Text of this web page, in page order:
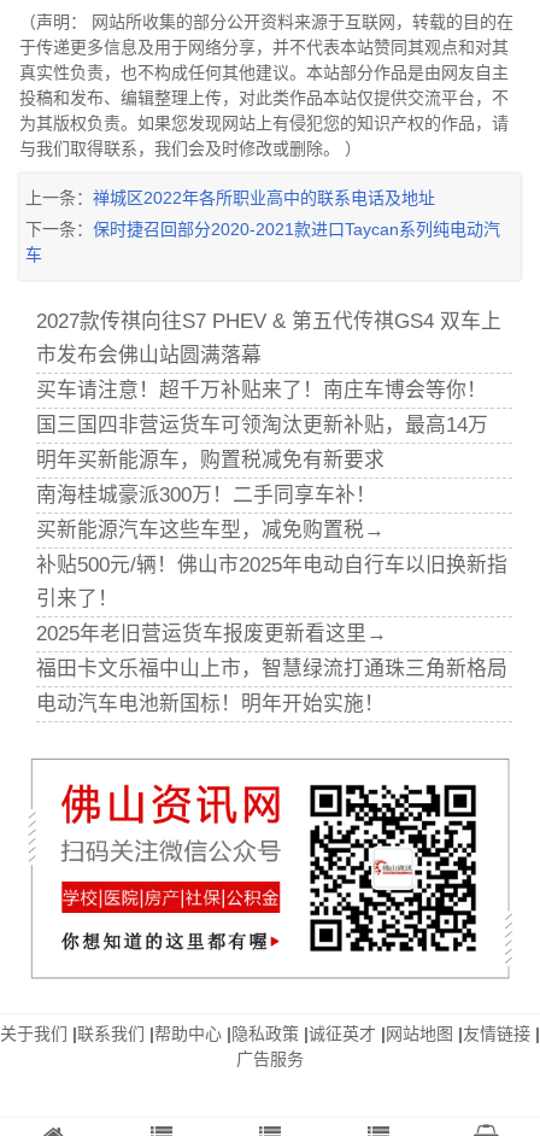
（声明： 网站所收集的部分公开资料来源于互联网，转载的目的在
于传递更多信息及用于网络分享，并不代表本站赞同其观点和对其
真实性负责，也不构成任何其他建议。本站部分作品是由网友自主
投稿和发布、编辑整理上传，对此类作品本站仅提供交流平台，不
为其版权负责。如果您发现网站上有侵犯您的知识产权的作品，请
与我们取得联系，我们会及时修改或删除。 ）
上一条： 禅城区2022年各所职业高中的联系电话及地址
下一条： 保时捷召回部分2020-2021款进口Taycan系列纯电动汽
车
2027款传祺向往S7 PHEV & 第五代传祺GS4 双车上
市发布会佛山站圆满落幕
买车请注意！超千万补贴来了！南庄车博会等你！
国三国四非营运货车可领淘汰更新补贴，最高14万
明年买新能源车，购置税减免有新要求
南海桂城豪派300万！二手同享车补！
买新能源汽车这些车型，减免购置税→
补贴500元/辆！佛山市2025年电动自行车以旧换新指
引来了！
2025年老旧营运货车报废更新看这里→
福田卡文乐福中山上市，智慧绿流打通珠三角新格局
电动汽车电池新国标！明年开始实施！
关于我们 |联系我们 |帮助中心 |隐私政策 |诚征英才 |网站地图 |友情链接 |
广告服务